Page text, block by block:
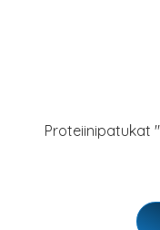
Proteiinipatukat